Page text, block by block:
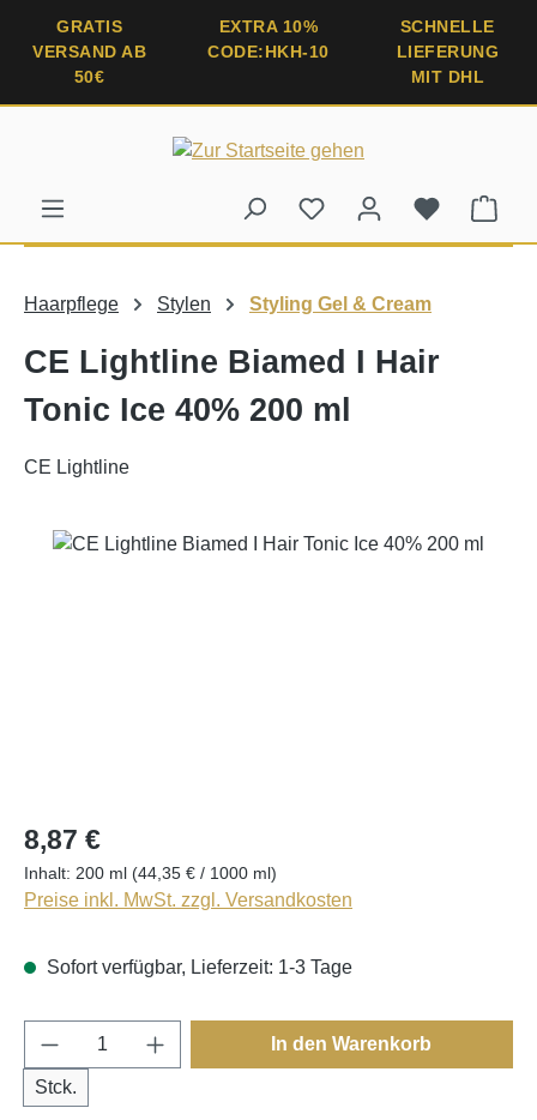
springen
GRATIS
VERSAND AB
50€
EXTRA 10%
CODE:HKH-10
SCHNELLE
LIEFERUNG
MIT DHL
Haarpflege Stylen Styling Gel & Cream
CE Lightline Biamed I Hair
Tonic Ice 40% 200 ml
CE Lightline
Bildergalerie überspringen
8,87 €
Inhalt: 200 ml (44,35 € / 1000 ml)
Preise inkl. MwSt. zzgl. Versandkosten
Sofort verfügbar, Lieferzeit: 1-3 Tage
Produkt Anzahl: Gib den gewünschten
Stck.
In den Warenkorb